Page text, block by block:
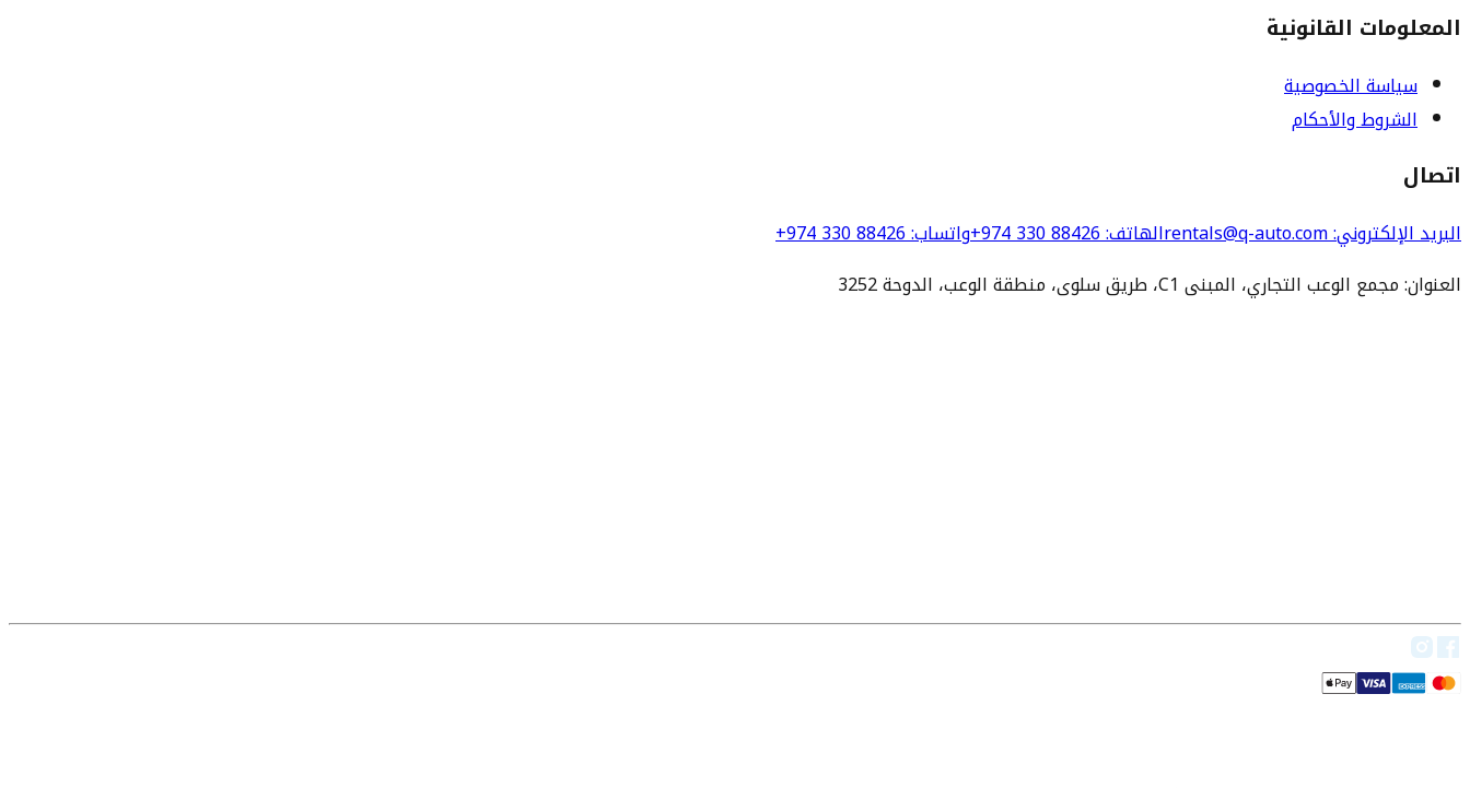
المعلومات القانونية
سياسة الخصوصية
الشروط والأحكام
اتصال
البريد الإلكتروني: rentals@q-auto.com الهاتف:
+974 330 88426واتساب:
+974 330 88426
العنوان: مجمع الوعب التجاري، المبنى C1، طريق سلوى، منطقة الوعب، الدوحة 3252